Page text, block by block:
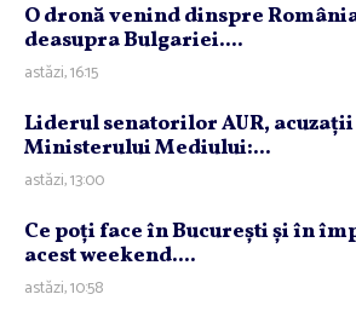
O dronă venind dinspre
deasupra Bulgariei....
astăzi, 16:15
Liderul senatorilor AUR,
Ministerului Mediului:...
astăzi, 13:00
Ce poţi face în Bucureşti şi în
acest weekend....
astăzi, 10:58